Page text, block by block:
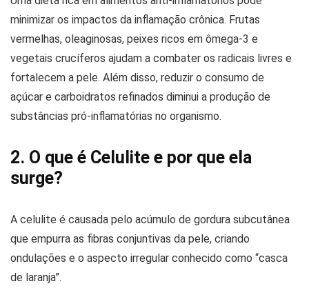
minimizar os impactos da inflamação crônica. Frutas
vermelhas, oleaginosas, peixes ricos em ômega-3 e
vegetais crucíferos ajudam a combater os radicais livres e
fortalecem a pele. Além disso, reduzir o consumo de
açúcar e carboidratos refinados diminui a produção de
substâncias pró-inflamatórias no organismo.
2. O que é Celulite e por que ela
surge?
A celulite é causada pelo acúmulo de gordura subcutânea
que empurra as fibras conjuntivas da pele, criando
ondulações e o aspecto irregular conhecido como “casca
de laranja”.